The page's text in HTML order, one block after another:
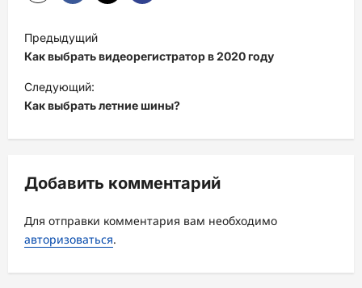
а
в
и
ц
я
з
а
Предыдущий
Как выбрать видеорегистратор в 2020 году
Следующий:
Как выбрать летние шины?
Добавить комментарий
Для отправки комментария вам необходимо
авторизоваться.